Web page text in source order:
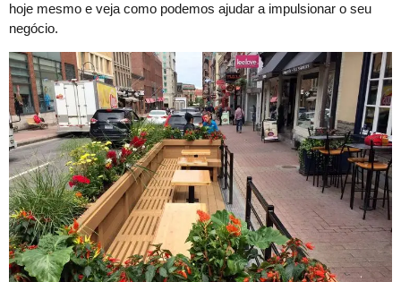
hoje mesmo e veja como podemos ajudar a impulsionar o seu
negócio.